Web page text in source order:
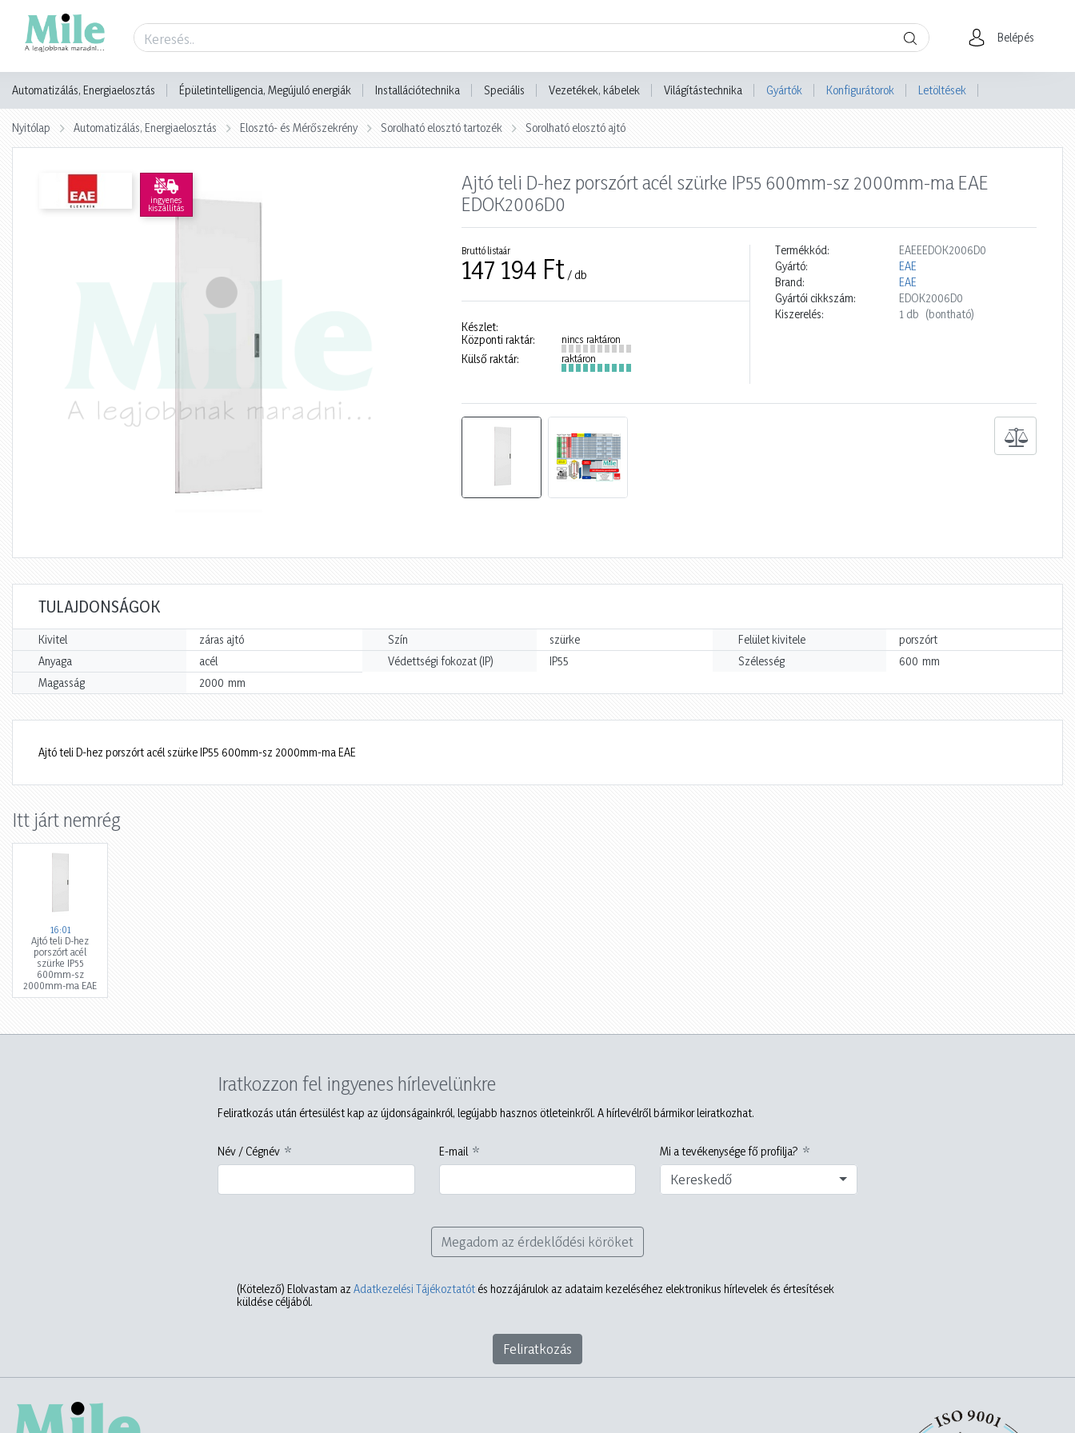
Belépés
Automatizálás, Energiaelosztás Épületintelligencia, Megújuló energiák Installációtechnika Speciális Vezetékek, kábelek Világítástechnika Gyártók Konfigurátorok Letöltések
Nyitólap Automatizálás, Energiaelosztás Elosztó- és Mérőszekrény Sorolható elosztó tartozék Sorolható elosztó ajtó
ingyenes
kiszállítás
Ajtó teli D-hez porszórt acél szürke IP55 600mm-sz 2000mm-ma EAE
EDOK2006D0
Bruttó listaár
147 194 Ft / db
Készlet:
Központi raktár:
nincs raktáron
Külső raktár: raktáron
Termékkód:
EAEEEDOK2006D0
Gyártó:
EAE
Brand:
EAE
Gyártói cikkszám:
EDOK2006D0
Kiszerelés:
1 db (bontható)
TULAJDONSÁGOK
Kivitel záras ajtó Szín szürke Felület kivitele
porszórt
Anyaga
acél Védettségi fokozat (IP) IP55 Szélesség 600 mm
Magasság 2000 mm
Ajtó teli D-hez porszórt acél szürke IP55 600mm-sz 2000mm-ma EAE
Itt járt nemrég
16:01
Ajtó teli D-hez
porszórt acél
szürke IP55
600mm-sz
2000mm-ma EAE
Iratkozzon fel ingyenes hírlevelünkre
Feliratkozás után értesülést kap az újdonságainkról, legújabb hasznos ötleteinkről. A hírlevélről bármikor leiratkozhat.
Név / Cégnév E-mail Mi a tevékenysége fő profilja?
Kereskedő
Megadom az érdeklődési köröket
(Kötelező) Elolvastam az Adatkezelési Tájékoztatót és hozzájárulok az adataim kezeléséhez elektronikus hírlevelek és értesítések
küldése céljából.
Feliratkozás
Termék adatlap